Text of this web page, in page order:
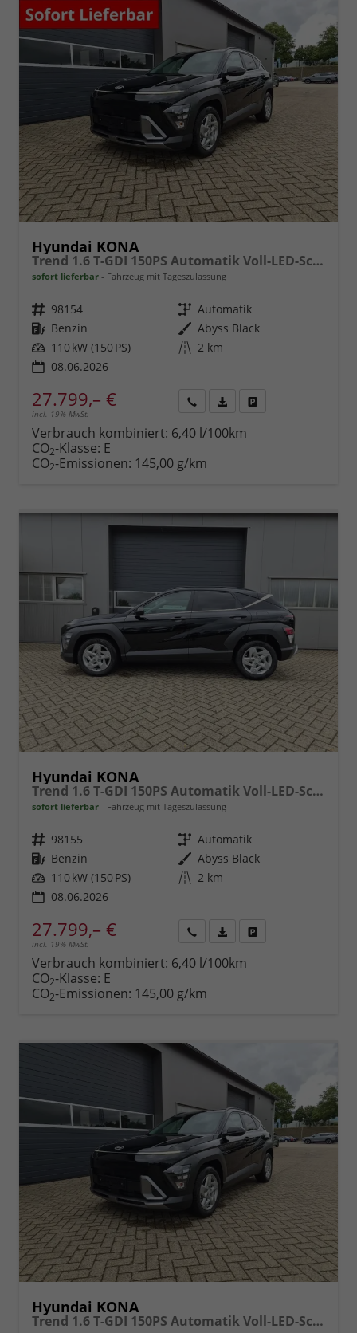
Hyundai KONA
Trend 1.6 T-GDI 150PS Automatik Voll-LED-Scheinw. Sitzheizung Lenkradheizung ACC Klimaautomatik Navi Touchscreen DAB+ Apple CarPlay + Android Auto PDC v+h Rückf.Kamera 2xKeyless 17-LM
sofort lieferbar Fahrzeug mit Tageszulassung
Fahrzeugnr. 98154 Getriebe Automatik
Kraftstoff Benzin Außenfarbe Abyss Black
Leistung 110 kW (150 PS) Kilometerstand 2 km
08.06.2026
27.799,– €
incl. 19% MwSt.
anfordern
Datei,
Verbrauch kombiniert: 6,40 l/100km
CO2-Klasse: E
CO2-Emissionen: 145,00 g/km
Hyundai KONA
Trend 1.6 T-GDI 150PS Automatik Voll-LED-Scheinw. Sitzheizung Lenkradheizung ACC Klimaautomatik Navi Touchscreen DAB+ Apple CarPlay + Android Auto PDC v+h Rückf.Kamera 2xKeyless 17-LM
sofort lieferbar Fahrzeug mit Tageszulassung
Fahrzeugnr. 98155 Getriebe Automatik
Kraftstoff Benzin Außenfarbe Abyss Black
Leistung 110 kW (150 PS) Kilometerstand 2 km
08.06.2026
27.799,– €
incl. 19% MwSt.
anfordern
Datei,
Verbrauch kombiniert: 6,40 l/100km
CO2-Klasse: E
CO2-Emissionen: 145,00 g/km
Hyundai KONA
Trend 1.6 T-GDI 150PS Automatik Voll-LED-Scheinw. Sitzheizung Lenkradheizung ACC Klimaautomatik Navi Touchscreen DAB+ Apple CarPlay + Android Auto PDC v+h Rückf.Kamera 2xKeyless 17-LM